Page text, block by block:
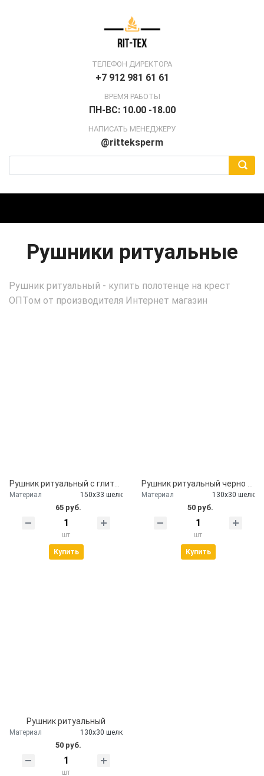
ТЕЛЕФОН ДИРЕКТОРА
+7 912 981 61 61
ВРЕМЯ РАБОТЫ
ПН-ВС: 10.00 -18.00
НАПИСАТЬ МЕНЕДЖЕРУ
@ritteksperm
Рушники ритуальные
Рушник ритуальный - купить полотенце на крест
ОПТом от производителя Интернет магазин
Материал 150х33 шелк
65 руб.
шт
Купить
Материал 130х30 шелк
50 руб.
шт
Купить
Рушник ритуальный
Материал 130х30 шелк
50 руб.
шт